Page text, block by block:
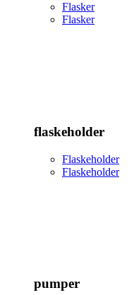
Flasker
Flasker
flaskeholder
Flaskeholder
Flaskeholder
pumper